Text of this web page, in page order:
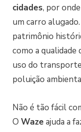
cidades, por
um carro
patrimônio
como a qualidade
uso do
poluição
Não é tão fácil
O Wazeajuda a